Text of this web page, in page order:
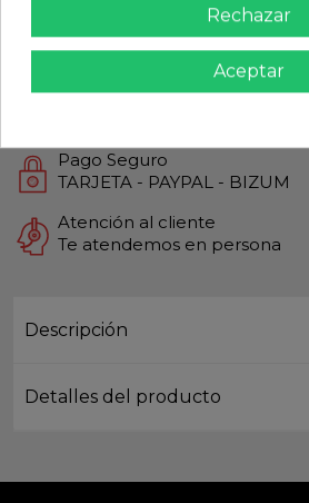
Calidad Garantizada
Productos de Máxima calidad
Envío Rápido
Pago Seguro
TARJETA - PAYPAL - BIZUM
Atención al cliente
Te atendemos en persona
Descripción
Detalles del producto
Rechazar
Aceptar